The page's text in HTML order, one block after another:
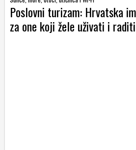
Poslovni turizam: Hrvatska
za one koji žele uživati i raditi